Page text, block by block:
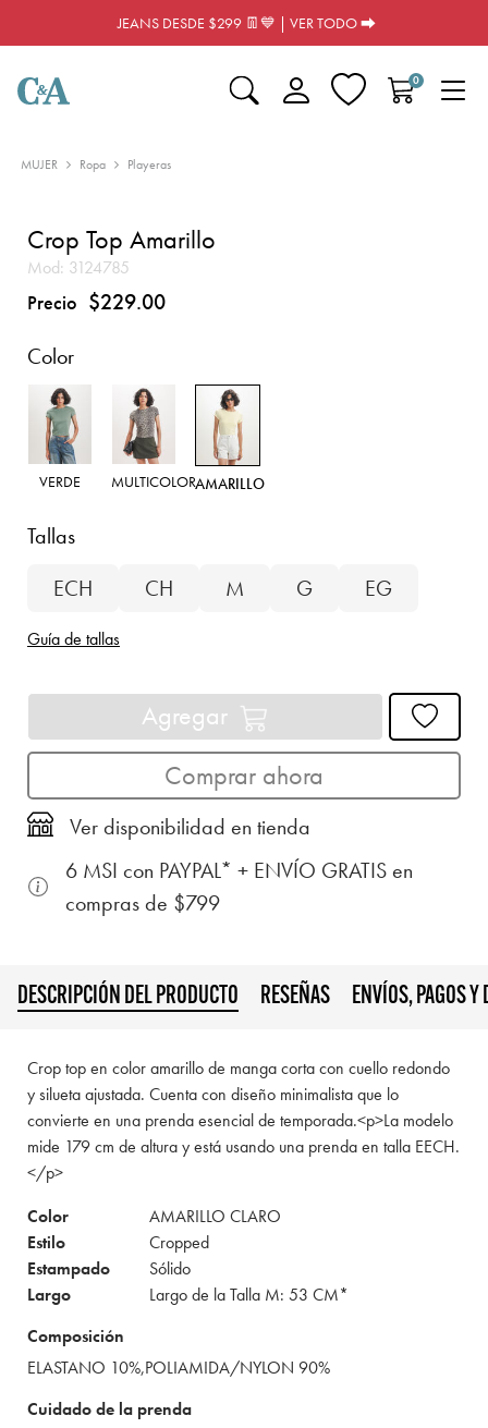
JEANS DESDE $299 👖💙 | VER TODO ⮕
0
MUJER Ropa Playeras
Crop Top Amarillo
Mod: 3124785
Precio $229.00
Color
VERDE MULTICOLORAMARILLO
Tallas
ECH
CH M G EG
Guía de tallas
Agregar
Comprar ahora
Ver disponibilidad en tienda
6 MSI con PAYPAL* + ENVÍO GRATIS en
compras de $799
DESCRIPCIÓN DEL PRODUCTO RESEÑAS ENVÍOS, PAGOS Y
Crop top en color amarillo de manga corta con cuello redondo
y silueta ajustada. Cuenta con diseño minimalista que lo
convierte en una prenda esencial de temporada.<p>La modelo
mide 179 cm de altura y está usando una prenda en talla EECH.
</p>
Color
AMARILLO CLARO
Estilo
Cropped
Estampado
Sólido
Largo
Largo de la Talla M: 53 CM*
Composición
ELASTANO 10%,POLIAMIDA/NYLON 90%
Cuidado de la prenda